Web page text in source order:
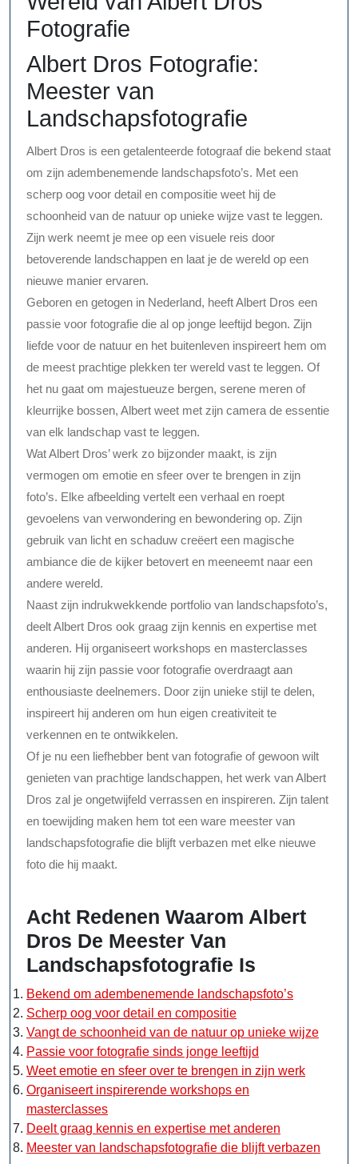
Fotografie
Albert Dros Fotografie:
Meester van
Landschapsfotografie
Albert Dros is een getalenteerde fotograaf die bekend staat
om zijn adembenemende landschapsfoto’s. Met een
scherp oog voor detail en compositie weet hij de
schoonheid van de natuur op unieke wijze vast te leggen.
Zijn werk neemt je mee op een visuele reis door
betoverende landschappen en laat je de wereld op een
nieuwe manier ervaren.
Geboren en getogen in Nederland, heeft Albert Dros een
passie voor fotografie die al op jonge leeftijd begon. Zijn
liefde voor de natuur en het buitenleven inspireert hem om
de meest prachtige plekken ter wereld vast te leggen. Of
het nu gaat om majestueuze bergen, serene meren of
kleurrijke bossen, Albert weet met zijn camera de essentie
van elk landschap vast te leggen.
Wat Albert Dros’ werk zo bijzonder maakt, is zijn
vermogen om emotie en sfeer over te brengen in zijn
foto’s. Elke afbeelding vertelt een verhaal en roept
gevoelens van verwondering en bewondering op. Zijn
gebruik van licht en schaduw creëert een magische
ambiance die de kijker betovert en meeneemt naar een
andere wereld.
Naast zijn indrukwekkende portfolio van landschapsfoto’s,
deelt Albert Dros ook graag zijn kennis en expertise met
anderen. Hij organiseert workshops en masterclasses
waarin hij zijn passie voor fotografie overdraagt aan
enthousiaste deelnemers. Door zijn unieke stijl te delen,
inspireert hij anderen om hun eigen creativiteit te
verkennen en te ontwikkelen.
Of je nu een liefhebber bent van fotografie of gewoon wilt
genieten van prachtige landschappen, het werk van Albert
Dros zal je ongetwijfeld verrassen en inspireren. Zijn talent
en toewijding maken hem tot een ware meester van
landschapsfotografie die blijft verbazen met elke nieuwe
foto die hij maakt.
Acht Redenen Waarom Albert
Dros De Meester Van
Landschapsfotografie Is
Bekend om adembenemende landschapsfoto’s
Scherp oog voor detail en compositie
Vangt de schoonheid van de natuur op unieke wijze
Passie voor fotografie sinds jonge leeftijd
Weet emotie en sfeer over te brengen in zijn werk
Organiseert inspirerende workshops en
masterclasses
Deelt graag kennis en expertise met anderen
Meester van landschapsfotografie die blijft verbazen